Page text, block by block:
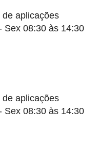
aplicações
Sex 08:30 às 14:30
aplicações
Sex 08:30 às 14:30